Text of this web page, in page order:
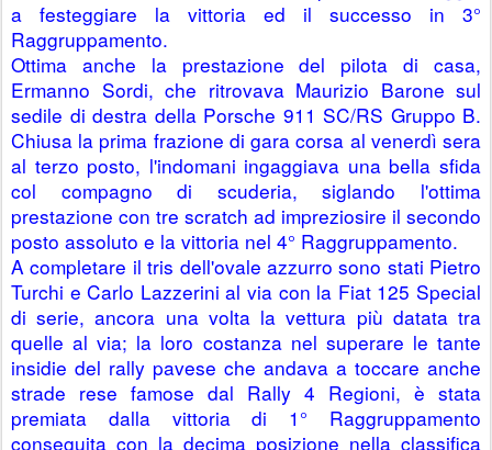
a festeggiare la vittoria ed il successo in 3°
Raggruppamento.
Ottima anche la prestazione del pilota di casa,
Ermanno Sordi, che ritrovava Maurizio Barone sul
sedile di destra della Porsche 911 SC/RS Gruppo B.
Chiusa la prima frazione di gara corsa al venerdì sera
al terzo posto, l'indomani ingaggiava una bella sfida
col compagno di scuderia, siglando l'ottima
prestazione con tre scratch ad impreziosire il secondo
posto assoluto e la vittoria nel 4° Raggruppamento.
A completare il tris dell'ovale azzurro sono stati Pietro
Turchi e Carlo Lazzerini al via con la Fiat 125 Special
di serie, ancora una volta la vettura più datata tra
quelle al via; la loro costanza nel superare le tante
insidie del rally pavese che andava a toccare anche
strade rese famose dal Rally 4 Regioni, è stata
premiata dalla vittoria di 1° Raggruppamento
conseguita con la decima posizione nella classifica